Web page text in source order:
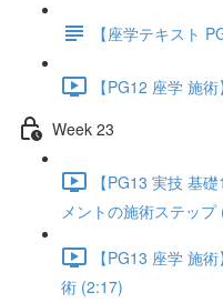
【座学テキスト
【PG12 座学 施
Week 23
【PG13 実技 基
メントの施術ステップ
【PG13 座学 施
術 (2:17)